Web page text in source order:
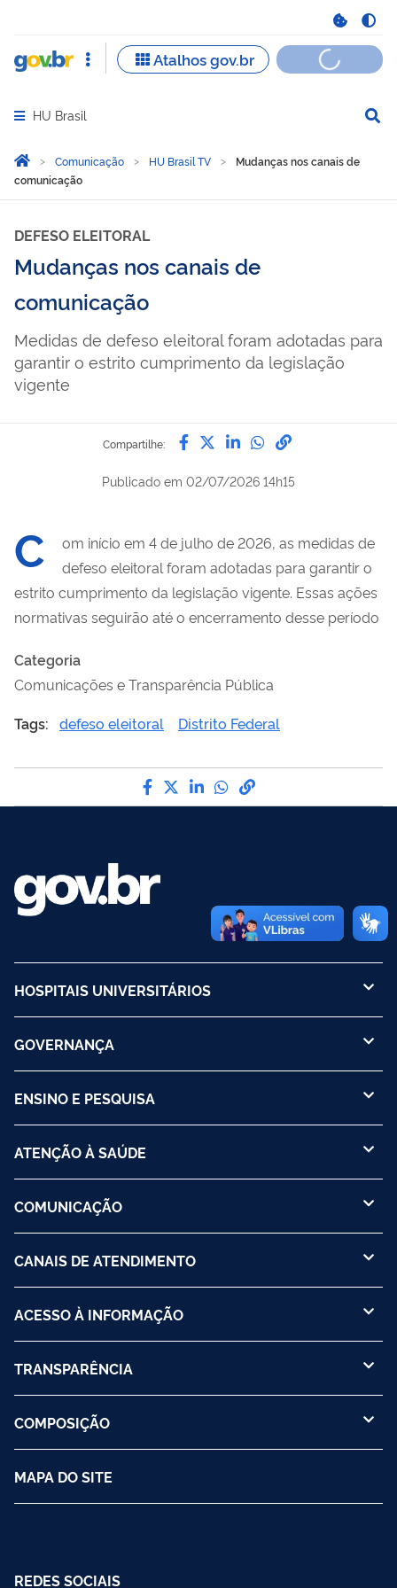
Abrir menu principal de navegação
HU Brasil
Você está aqui:
Página Inicial
Comunicação HU Brasil TV
Mudanças nos canais de
comunicação
DEFESO ELEITORAL
Mudanças nos canais de
comunicação
Medidas de defeso eleitoral foram adotadas para
garantir o estrito cumprimento da legislação
vigente
Compartilhe: Compartilhe por Facebook
Compartilhe por Twitter
Compartilhe por
Compartilhe
link para
Publicado em 02/07/2026 14h15
C
om início em 4 de julho de 2026, as medidas de
defeso eleitoral foram adotadas para garantir o
estrito cumprimento da legislação vigente. Essas ações
normativas seguirão até o encerramento desse período
Categoria
Comunicações e Transparência Pública
Tags: defeso eleitoral Distrito Federal
Compartilhe por Facebook
Compartilhe por Twitter
Compartilhe por
Compartilhe por
link para Copiar
HOSPITAIS UNIVERSITÁRIOS
GOVERNANÇA
ENSINO E PESQUISA
ATENÇÃO À SAÚDE
COMUNICAÇÃO
CANAIS DE ATENDIMENTO
ACESSO À INFORMAÇÃO
TRANSPARÊNCIA
COMPOSIÇÃO
MAPA DO SITE
REDES SOCIAIS